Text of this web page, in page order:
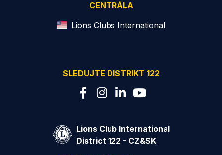
CENTRÁLA
Lions Clubs International
SLEDUJTE DISTRIKT 122
Lions Club International
District 122 - CZ&SK